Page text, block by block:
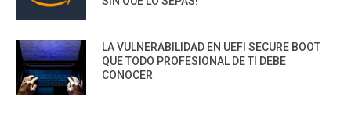
LA VULNERABILIDAD EN UEFI SECURE BOOT
QUE TODO PROFESIONAL DE TI DEBE
CONOCER